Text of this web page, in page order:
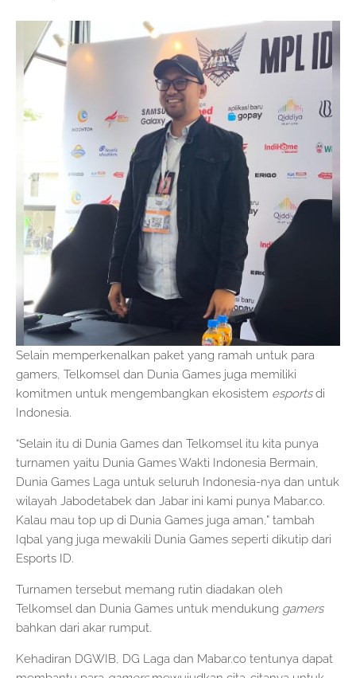
Selain memperkenalkan paket yang ramah untuk para
gamers, Telkomsel dan Dunia Games juga memiliki
komitmen untuk mengembangkan ekosistem esportsdi
Indonesia.
“Selain itu di Dunia Games dan Telkomsel itu kita punya
turnamen yaitu Dunia Games Wakti Indonesia Bermain,
Dunia Games Laga untuk seluruh Indonesia-nya dan untuk
wilayah Jabodetabek dan Jabar ini kami punya Mabar.co.
Kalau mau top up di Dunia Games juga aman,” tambah
Iqbal yang juga mewakili Dunia Games seperti dikutip dari
Esports ID.
Turnamen tersebut memang rutin diadakan oleh
Telkomsel dan Dunia Games untuk mendukung gamers
bahkan dari akar rumput.
Kehadiran DGWIB, DG Laga dan Mabar.co tentunya dapat